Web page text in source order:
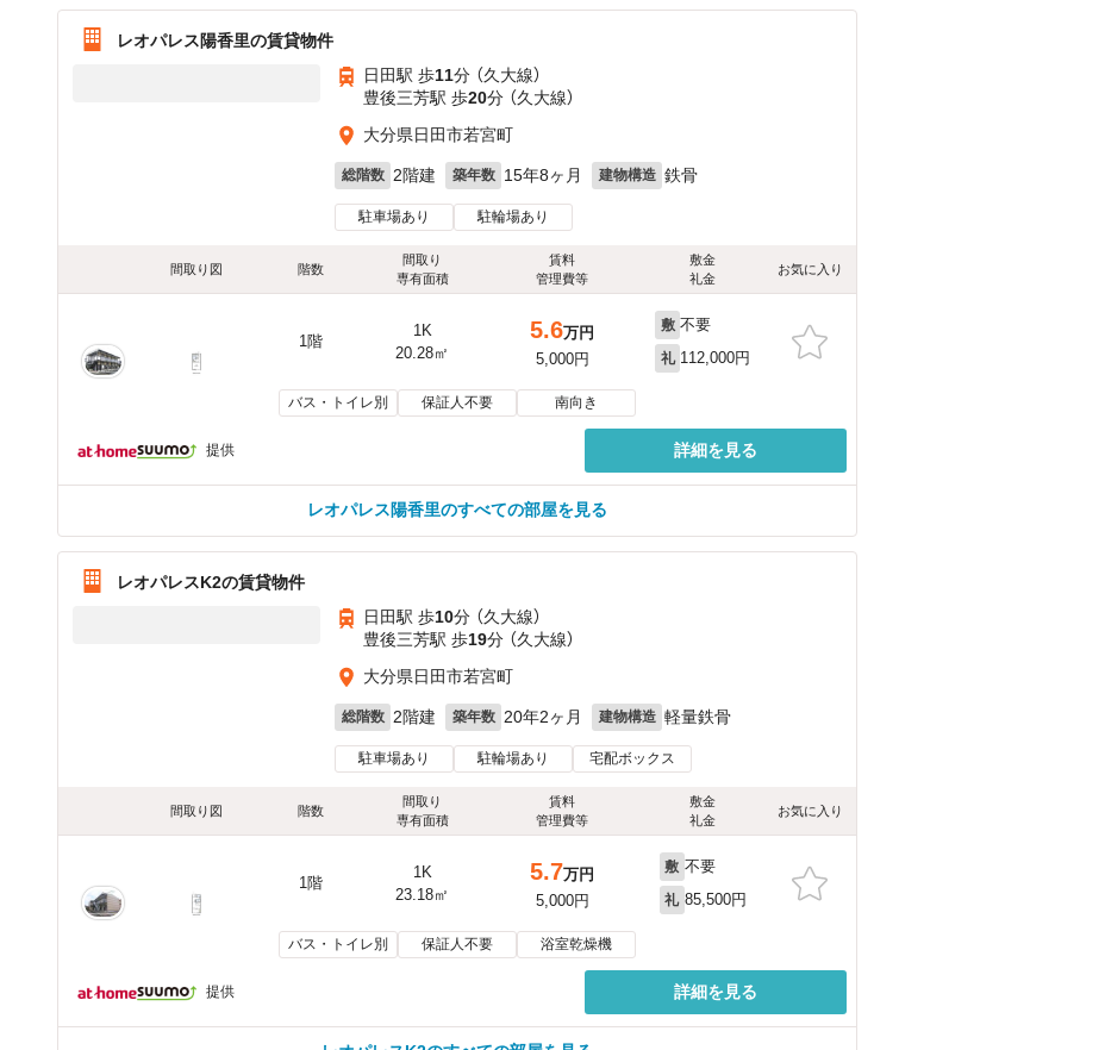
レオパレス陽香里の賃貸物件
日田駅 歩11分 （久大線）
豊後三芳駅 歩20分 （久大線）
大分県日田市若宮町
総階数 2階建 築年数 15年8ヶ月 建物構造 鉄骨
駐車場あり 駐輪場あり
間取り図 階数
間取り
専有面積
賃料
管理費等
敷金
礼金
お気に入り
1階
1K
20.28㎡
5.6万円
5,000円
敷 不要
礼 112,000円
バス・トイレ別 保証人不要 南向き
提供 詳細を見る
レオパレス陽香里のすべての部屋を見る
レオパレスK2の賃貸物件
日田駅 歩10分 （久大線）
豊後三芳駅 歩19分 （久大線）
大分県日田市若宮町
総階数 2階建 築年数 20年2ヶ月 建物構造 軽量鉄骨
駐車場あり 駐輪場あり 宅配ボックス
間取り図 階数
間取り
専有面積
賃料
管理費等
敷金
礼金
お気に入り
1階
1K
23.18㎡
5.7万円
5,000円
敷 不要
礼 85,500円
バス・トイレ別 保証人不要 浴室乾燥機
提供 詳細を見る